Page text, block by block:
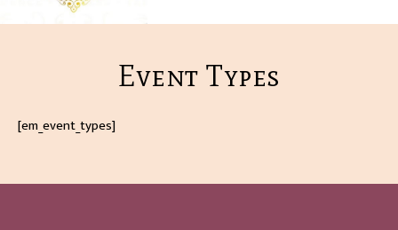
Event Types
[em_event_types]